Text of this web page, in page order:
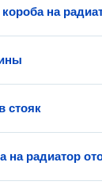
на
стояк
на радиатор